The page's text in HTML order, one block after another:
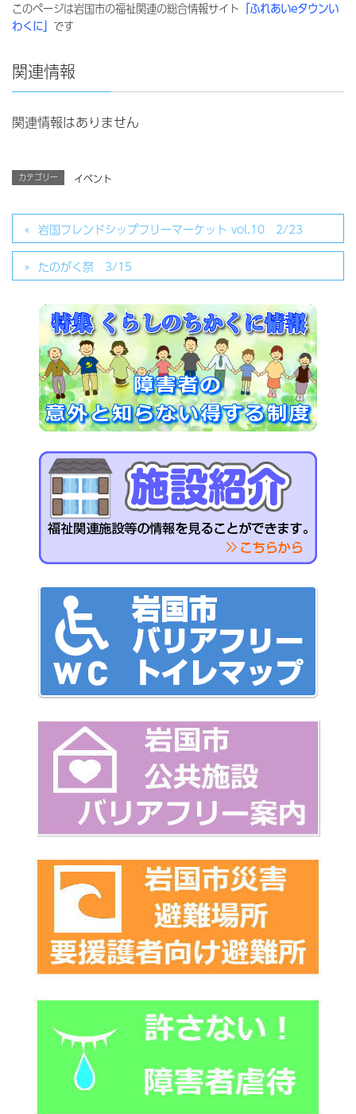
このページは岩国市の福祉関連の総合情報サイト 「ふれあいeタウンい
わくに」 です
関連情報
関連情報はありません
カテゴリー イベント
岩国フレンドシップフリーマーケット vol.10 2/23
たのがく祭 3/15